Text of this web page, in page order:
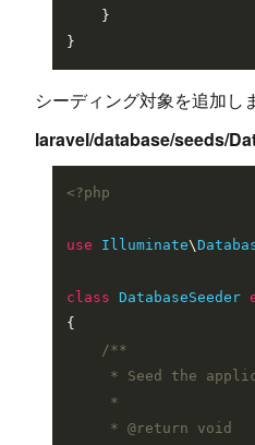
    }
シーディング対象を追加し
laravel/database/seeds/
<?php
use Illuminate\
class DatabaseSeeder
{
/**
* Seed the
     *
     *
@return void